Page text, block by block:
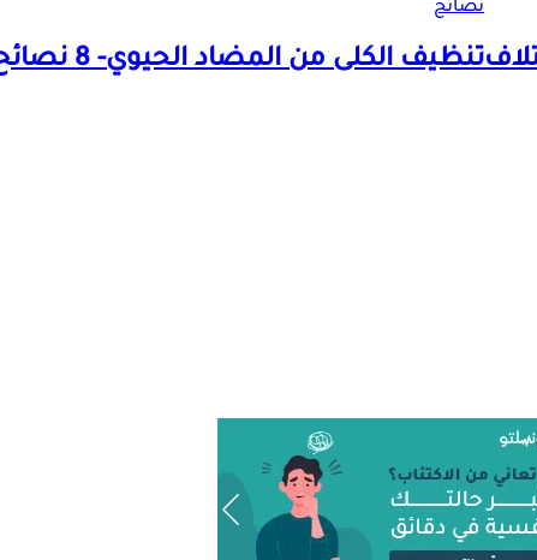
نصائح
تنظيف الكلى من المضاد الحيوي- 8 نصائح تساعد على تنقيتها